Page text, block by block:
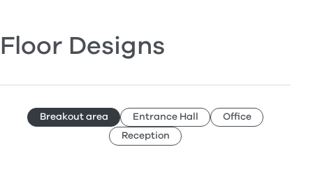
Floor Designs
Breakout area Entrance Hall
Office
Reception